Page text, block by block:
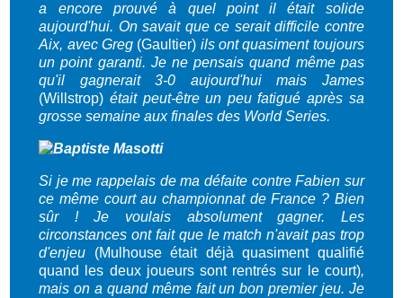
a encore prouvé à quel point il était solide
aujourd'hui. On savait que ce serait difficile contre
Aix, avec Greg (Gaultier) ils ont quasiment toujours
un point garanti. Je ne pensais quand même pas
qu'il gagnerait 3-0 aujourd'hui mais James
(Willstrop) était peut-être un peu fatigué après sa
grosse semaine aux finales des World Series.
Si je me rappelais de ma défaite contre Fabien sur
ce même court au championnat de France ? Bien
sûr ! Je voulais absolument gagner. Les
circonstances ont fait que le match n'avait pas trop
d'enjeu (Mulhouse était déjà quasiment qualifié
quand les deux joueurs sont rentrés sur le court),
mais on a quand même fait un bon premier jeu. Je